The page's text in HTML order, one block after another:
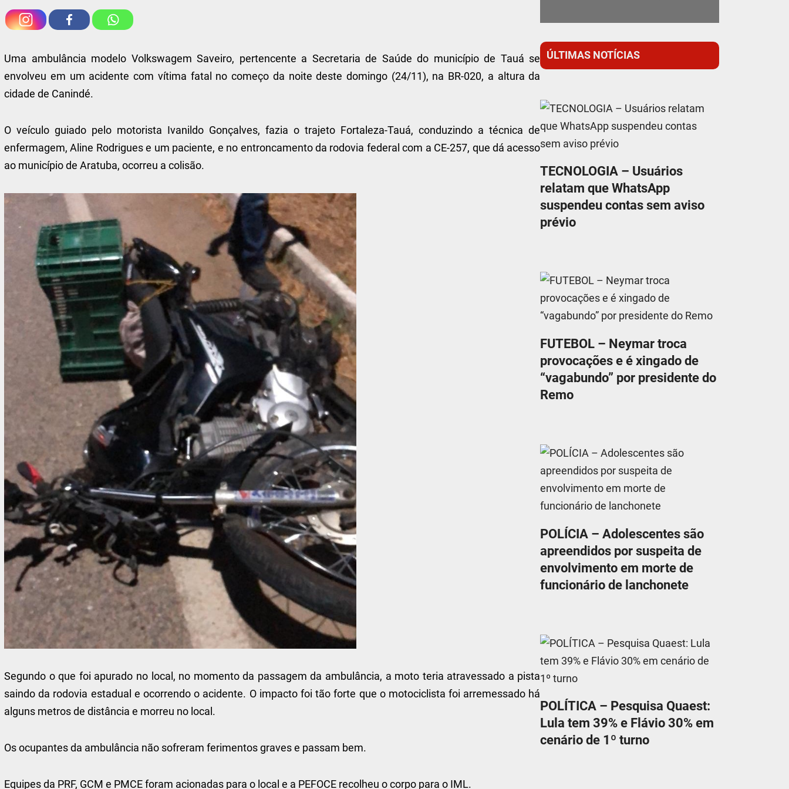
Uma ambulância modelo Volkswagem Saveiro, pertencente a Secretaria de Saúde do município de Tauá se
envolveu em um acidente com vítima fatal no começo da noite deste domingo (24/11), na BR-020, a altura da
cidade de Canindé.
O veículo guiado pelo motorista Ivanildo Gonçalves, fazia o trajeto Fortaleza-Tauá, conduzindo a técnica de
enfermagem, Aline Rodrigues e um paciente, e no entroncamento da rodovia federal com a CE-257, que dá acesso
ao município de Aratuba, ocorreu a colisão.
Segundo o que foi apurado no local, no momento da passagem da ambulância, a moto teria atravessado a pista
saindo da rodovia estadual e ocorrendo o acidente. O impacto foi tão forte que o motociclista foi arremessado há
alguns metros de distância e morreu no local.
Os ocupantes da ambulância não sofreram ferimentos graves e passam bem.
Equipes da PRF, GCM e PMCE foram acionadas para o local e a PEFOCE recolheu o corpo para o IML.
ÚLTIMAS NOTÍCIAS
TECNOLOGIA – Usuários
relatam que WhatsApp
suspendeu contas sem aviso
prévio
FUTEBOL – Neymar troca
provocações e é xingado de
“vagabundo” por presidente do
Remo
POLÍCIA – Adolescentes são
apreendidos por suspeita de
envolvimento em morte de
funcionário de lanchonete
POLÍTICA – Pesquisa Quaest:
Lula tem 39% e Flávio 30% em
cenário de 1º turno